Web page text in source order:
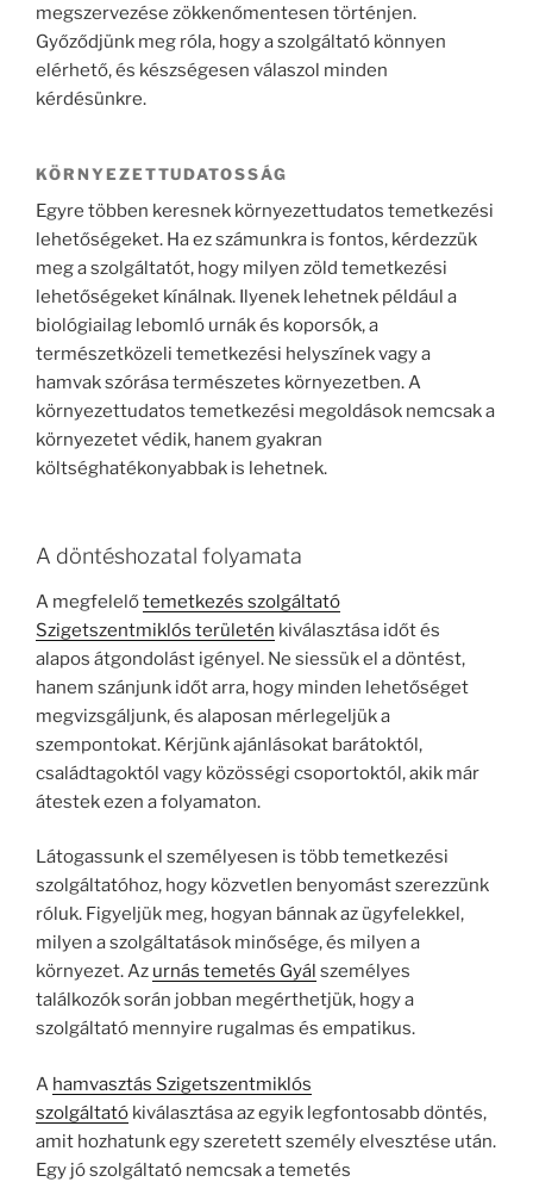
megszervezése zökkenőmentesen történjen.
Győződjünk meg róla, hogy a szolgáltató könnyen
elérhető, és készségesen válaszol minden
kérdésünkre.
KÖRNYEZETTUDATOSSÁG
Egyre többen keresnek környezettudatos temetkezési
lehetőségeket. Ha ez számunkra is fontos, kérdezzük
meg a szolgáltatót, hogy milyen zöld temetkezési
lehetőségeket kínálnak. Ilyenek lehetnek például a
biológiailag lebomló urnák és koporsók, a
természetközeli temetkezési helyszínek vagy a
hamvak szórása természetes környezetben. A
környezettudatos temetkezési megoldások nemcsak a
környezetet védik, hanem gyakran
költséghatékonyabbak is lehetnek.
A döntéshozatal folyamata
A megfelelőtemetkezés szolgáltató
Szigetszentmiklós területén kiválasztása időt és
alapos átgondolást igényel. Ne siessük el a döntést,
hanem szánjunk időt arra, hogy minden lehetőséget
megvizsgáljunk, és alaposan mérlegeljük a
szempontokat. Kérjünk ajánlásokat barátoktól,
családtagoktól vagy közösségi csoportoktól, akik már
átestek ezen a folyamaton.
Látogassunk el személyesen is több temetkezési
szolgáltatóhoz, hogy közvetlen benyomást szerezzünk
róluk. Figyeljük meg, hogyan bánnak az ügyfelekkel,
milyen a szolgáltatások minősége, és milyen a
környezet. Az urnás temetés Gyál személyes
találkozók során jobban megérthetjük, hogy a
szolgáltató mennyire rugalmas és empatikus.
A hamvasztás Szigetszentmiklós
szolgáltató kiválasztása az egyik legfontosabb döntés,
amit hozhatunk egy szeretett személy elvesztése után.
Egy jó szolgáltató nemcsak a temetés